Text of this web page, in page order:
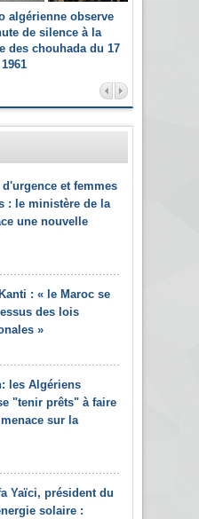
algérienne observe
de silence à la
des chouhada du 17
et femmes
: le ministère de la
une nouvelle
: « le Maroc se
des lois
»
les Algériens
"tenir prêts" à faire
sur la
Yaïci, président du
solaire :